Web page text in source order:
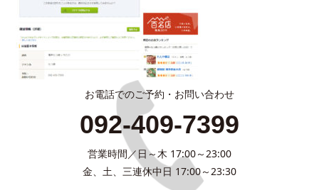
お電話でのご予約・お問い合わせ
092-409-7399
営業時間／日～木 17:00～23:00
金、土、三連休中日 17:00～23:30